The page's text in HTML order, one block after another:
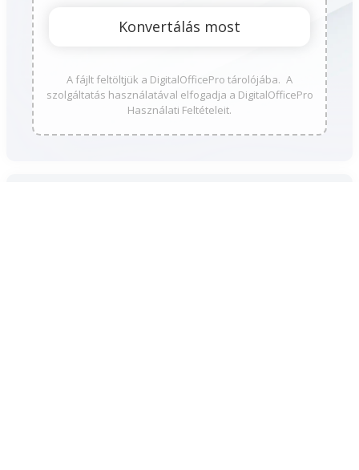
A fájlt feltöltjük a DigitalOfficePro tárolójába. A
szolgáltatás használatával elfogadja a DigitalOfficePro
Használati Feltételeit.